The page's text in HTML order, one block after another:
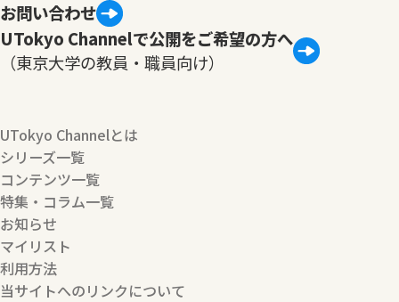
お問い合わせ
UTokyo Channelで公開をご希望の方へ
（東京大学の教員・職員向け）
UTokyo Channelとは
シリーズ一覧
コンテンツ一覧
特集・コラム一覧
お知らせ
マイリスト
利用方法
当サイトへのリンクについて